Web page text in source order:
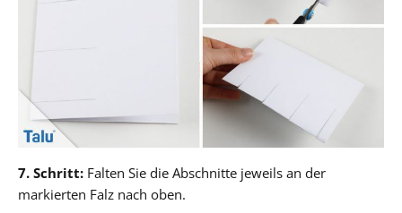
7. Schritt: Falten Sie die Abschnitte jeweils an der
markierten Falz nach oben.